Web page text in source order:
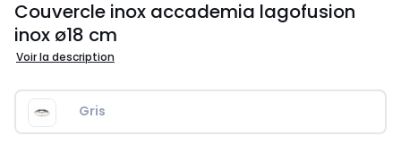
Couvercle inox accademia lagofusion
inox ø18 cm
Voir la description
Gris